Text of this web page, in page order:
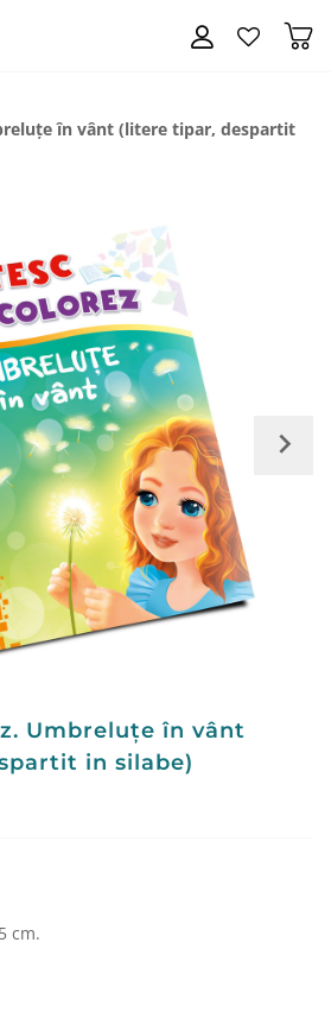
în vânt (litere tipar, despartit
Umbreluțe în vânt
in silabe)
cm.